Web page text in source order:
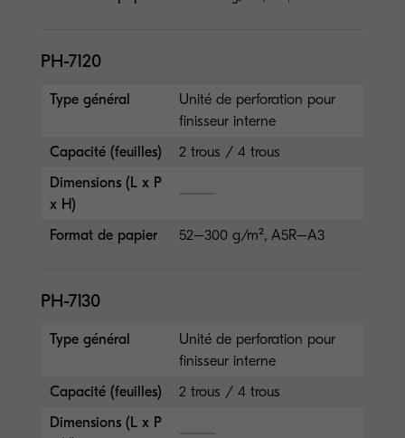
PH-7120
Type général
Unité de perforation pour
finisseur interne
Capacité (feuilles)
2 trous / 4 trous
Dimensions (L x P
x H)
Format de papier
52–300 g/m², A5R–A3
PH-7130
Type général
Unité de perforation pour
finisseur interne
Capacité (feuilles)
2 trous / 4 trous
Dimensions (L x P